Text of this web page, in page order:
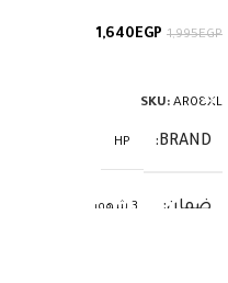
1,995EGP
1,640EGP
SKU: AR08XL
BRAND
HP
ضمان 3 شهور